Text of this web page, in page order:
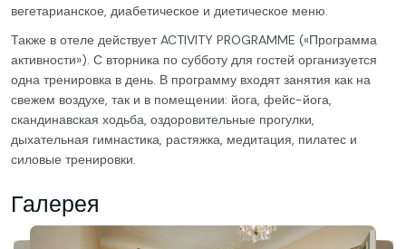
вегетарианское, диабетическое и диетическое меню.
Также в отеле действует ACTIVITY PROGRAMME («Программа
активности»). С вторника по субботу для гостей организуется
одна тренировка в день. В программу входят занятия как на
свежем воздухе, так и в помещении: йога, фейс-йога,
скандинавская ходьба, оздоровительные прогулки,
дыхательная гимнастика, растяжка, медитация, пилатес и
силовые тренировки.
Галерея